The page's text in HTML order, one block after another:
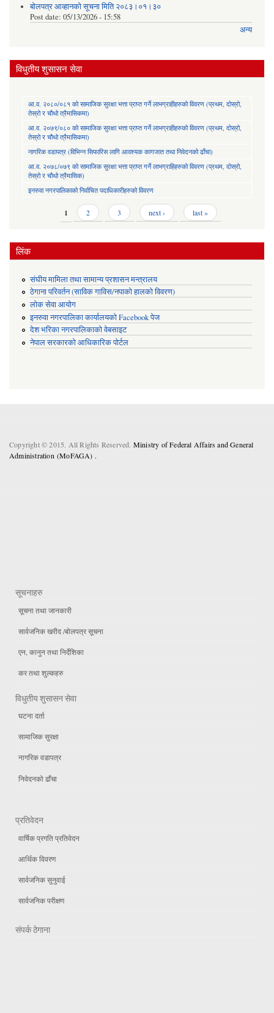
बोलपत्र आव्हानको सूचना मिति २०८३।०१।३०
Post date: 05/13/2026 - 15:58
अन्य
विधुतीय शुसासन सेवा
आ.व. २०८०/०८१ को सामाजिक सुरक्षा भत्ता प्राप्त गर्ने लाभग्राहीहरुको विवरण (प्रथम, दोस्रो,
तेस्रो र चौथो त्रैमासिकमा)
आ.व. २०७९/०८० को सामाजिक सुरक्षा भत्ता प्राप्त गर्ने लाभग्राहीहरुको विवरण (प्रथम, दोस्रो,
तेस्रो र चौथो त्रैमासिकमा)
नागरिक वडापत्र (विभिन्न सिफारिस लागि आवश्यक कागजात तथा निवेदनको ढाँचा)
आ.व. २०७८/०७९ को सामाजिक सुरक्षा भत्ता प्राप्त गर्ने लाभग्राहिहरुको विवरण (प्रथम, दोस्रो,
तेस्रो र चौथो त्रैमासिक)
इनरुवा नगरपालिकाको निर्वाचित पदाधिकारीहरुको विवरण
1 2 3 next › last »
लिंक
संघीय मामिला तथा सामान्य प्रशासन मन्त्रालय
ठेगाना परिवर्तन (साविक गाविस/नपाको हालको विवरण)
लोक सेवा आयोग
इनरुवा नगरपालिका कार्यालयको Facebook पेज
देश भरिका नगरपालिकाको वेबसाइट
नेपाल सरकारको आधिकारिक पोर्टल
Copyright © 2015. All Rights Reserved. Ministry of Federal Affairs and General
Administration (MoFAGA) .
सूचनाहरु
सूचना तथा जानकारी
सार्वजनिक खरीद /बोलपत्र सूचना
एन, कानुन तथा निर्देशिका
कर तथा शुल्कहरु
विधुतीय शुसासन सेवा
घटना दर्ता
सामाजिक सुरक्षा
नागरिक वडापत्र
निवेदनको ढाँचा
प्रतिवेदन
वार्षिक प्रगति प्रतिवेदन
आर्थिक विवरण
सार्वजनिक सुनुवाई
सार्वजनिक परीक्षण
संपर्क ठेगाना